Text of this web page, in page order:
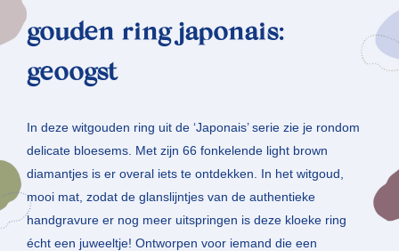
gouden ring japonais:
geoogst
In deze witgouden ring uit de ‘Japonais’ serie zie je rondom
delicate bloesems. Met zijn 66 fonkelende light brown
diamantjes is er overal iets te ontdekken. In het witgoud,
mooi mat, zodat de glanslijntjes van de authentieke
handgravure er nog meer uitspringen is deze kloeke ring
écht een juweeltje! Ontworpen voor iemand die een